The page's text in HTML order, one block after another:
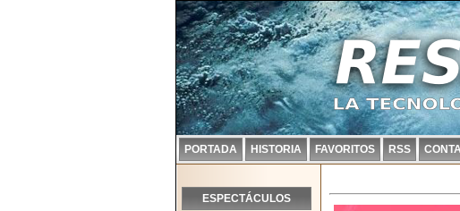
PORTADA HISTORIA FAVORITOS RSS
ESPECTÁCULOS